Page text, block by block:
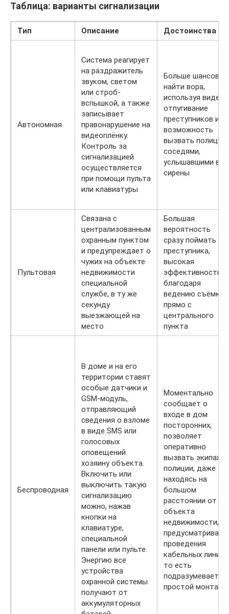
Таблица: варианты сигнализации
Тип Описание Достоинства
Автономная
Система реагирует
на раздражитель
звуком, светом
или строб-
вспышкой, а также
записывает
правонарушение на
видеоплёнку.
Контроль за
сигнализацией
осуществляется
при помощи пульта
или клавиатуры
Больше шансов
найти вора,
используя видео,
отпугивание
преступников и
возможность
вызвать полицию
соседями,
услышавшими вой
сирены
Пультовая
Связана с
централизованным
охранным пунктом
и предупреждает о
чужих на объекте
недвижимости
специальной
службе, в ту же
секунду
выезжающей на
место
Большая
вероятность
сразу поймать
преступника,
высокая
эффективность
благодаря
ведению съёмки
прямо с
центрального
пункта
Беспроводная
В доме и на его
территории ставят
особые датчики и
GSM-модуль,
отправляющий
сведения о взломе
в виде SMS или
голосовых
оповещений
хозяину объекта.
Включить или
выключить такую
сигнализацию
можно, нажав
кнопки на
клавиатуре,
специальной
панели или пульте.
Энергию все
устройства
охранной системы
получают от
аккумуляторных
Моментально
сообщает о
входе в дом
посторонних,
позволяет
оперативно
вызвать экипаж
полиции, даже
находясь на
большом
расстоянии от
объекта
недвижимости, не
предусматривает
проведения
кабельных линий,
то есть
подразумевает
простой монтаж